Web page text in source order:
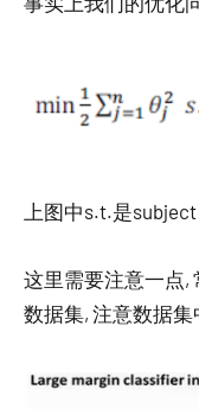
上图中s.t.是
这里需要注意一点,
数据集, 注意数据集